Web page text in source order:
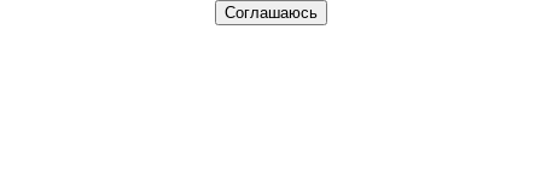
Соглашаюсь